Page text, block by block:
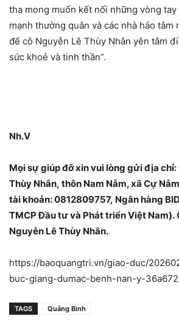
tha mong muốn kết nối những vòng tay
mạnh thường quân và các nhà hảo tâm
để cô Nguyễn Lê Thùy Nhân yên tâm
sức khoẻ và tinh thần”.
Nh.V
Mọi sự giúp đỡ xin vui lòng gửi địa chỉ:
Thùy Nhân, thôn Nam Nẫm, xã Cự
tài khoản: 0812809757, Ngân hàng
TMCP Đầu tư và Phát triển Việt Nam).
Nguyễn Lê Thùy Nhân.
https://baoquangtri.vn/giao-duc/
buc-giang-dumac-benh-nan-y-
TAGS Quảng Bình